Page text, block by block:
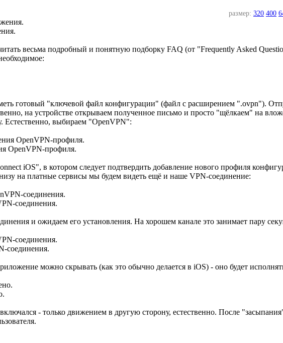
размер: 320 400
весьма подробный и понятную подборку FAQ (от "Frequently Asked
готовый "ключевой файл конфигурации" (файл с расширением ".ovpn").
на устройстве открываем полученное письмо и просто "щёлкаем" на
выбираем "OpenVPN":
OpenVPN-профиля.
iOS", в котором следует подтвердить добавление нового профиля
на платные сервисы мы будем видеть ещё и наше VPN-соединение:
соединения.
и ожидаем его установления. На хорошем канале это занимает пару
соединения.
можно скрывать (как это обычно делается в iOS) - оно будет
- только движением в другую сторону, естественно. После